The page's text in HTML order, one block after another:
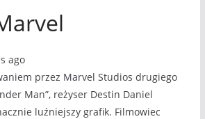
ago
przez Marvel Studios drugiego
Man”, reżyser Destin Daniel
luźniejszy grafik. Filmowiec